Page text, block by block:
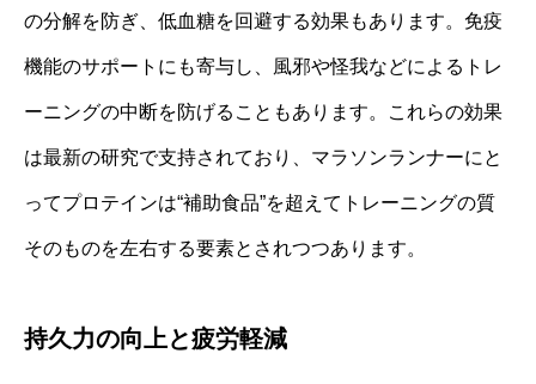
の分解を防ぎ、低血糖を回避する効果もあります。免疫
機能のサポートにも寄与し、風邪や怪我などによるトレ
ーニングの中断を防げることもあります。これらの効果
は最新の研究で支持されており、マラソンランナーにと
ってプロテインは“補助食品”を超えてトレーニングの質
そのものを左右する要素とされつつあります。
持久力の向上と疲労軽減